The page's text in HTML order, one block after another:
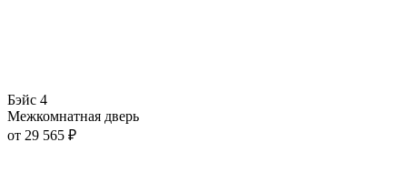
Бэйс 4
Межкомнатная дверь
от 29 565 ₽